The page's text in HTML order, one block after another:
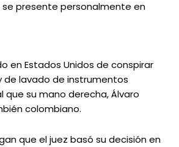
se presente personalmente en
en Estados Unidos de conspirar
de lavado de instrumentos
que su mano derecha, Álvaro
colombiano.
que el juez basó su decisión en